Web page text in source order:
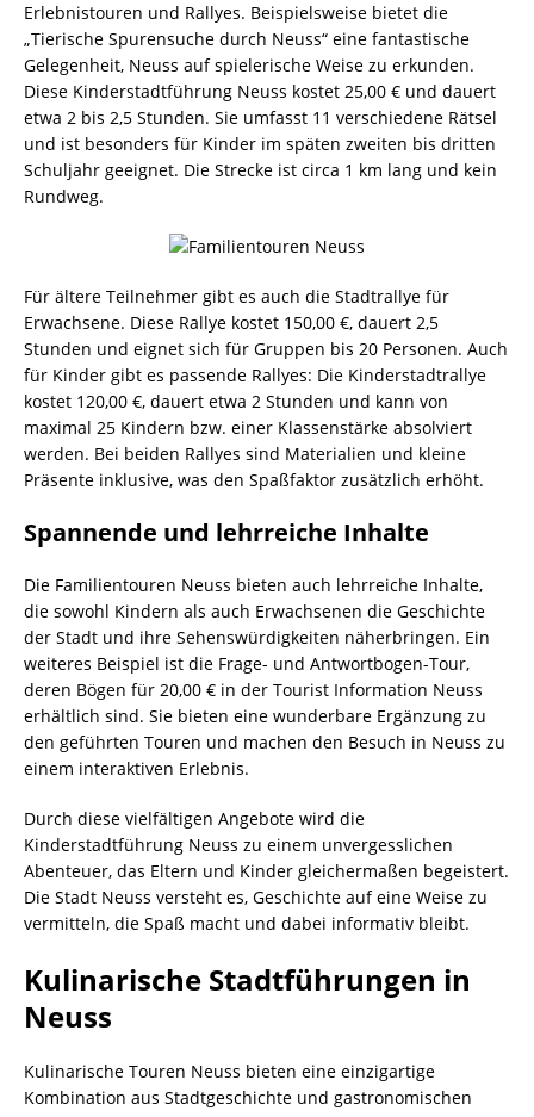
Erlebnistouren und Rallyes. Beispielsweise bietet die
„Tierische Spurensuche durch Neuss“ eine fantastische
Gelegenheit, Neuss auf spielerische Weise zu erkunden.
Diese Kinderstadtführung Neuss kostet 25,00 € und dauert
etwa 2 bis 2,5 Stunden. Sie umfasst 11 verschiedene Rätsel
und ist besonders für Kinder im späten zweiten bis dritten
Schuljahr geeignet. Die Strecke ist circa 1 km lang und kein
Rundweg.
Für ältere Teilnehmer gibt es auch die Stadtrallye für
Erwachsene. Diese Rallye kostet 150,00 €, dauert 2,5
Stunden und eignet sich für Gruppen bis 20 Personen. Auch
für Kinder gibt es passende Rallyes: Die Kinderstadtrallye
kostet 120,00 €, dauert etwa 2 Stunden und kann von
maximal 25 Kindern bzw. einer Klassenstärke absolviert
werden. Bei beiden Rallyes sind Materialien und kleine
Präsente inklusive, was den Spaßfaktor zusätzlich erhöht.
Spannende und lehrreiche Inhalte
Die Familientouren Neuss bieten auch lehrreiche Inhalte,
die sowohl Kindern als auch Erwachsenen die Geschichte
der Stadt und ihre Sehenswürdigkeiten näherbringen. Ein
weiteres Beispiel ist die Frage- und Antwortbogen-Tour,
deren Bögen für 20,00 € in der Tourist Information Neuss
erhältlich sind. Sie bieten eine wunderbare Ergänzung zu
den geführten Touren und machen den Besuch in Neuss zu
einem interaktiven Erlebnis.
Durch diese vielfältigen Angebote wird die
Kinderstadtführung Neuss zu einem unvergesslichen
Abenteuer, das Eltern und Kinder gleichermaßen begeistert.
Die Stadt Neuss versteht es, Geschichte auf eine Weise zu
vermitteln, die Spaß macht und dabei informativ bleibt.
Kulinarische Stadtführungen in
Neuss
Kulinarische Touren Neuss bieten eine einzigartige
Kombination aus Stadtgeschichte und gastronomischen